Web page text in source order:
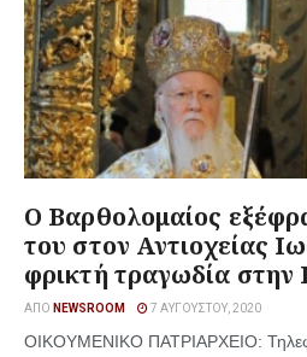
Ο Βαρθολομαίος
του στον Αντιοχείας
φρικτή τραγωδία στην
ΑΠΌ NEWSROOM 7 ΑΥΓΟΎΣΤΟΥ, 2020
ΟΙΚΟΥΜΕΝΙΚΟ ΠΑΤΡΙΑΡΧΕΙΟ: